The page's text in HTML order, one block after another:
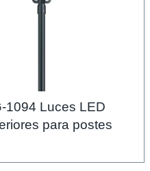
1094 Luces LED
para postes